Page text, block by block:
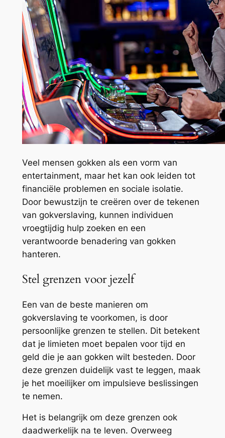
Veel mensen gokken als een vorm van
entertainment, maar het kan ook leiden tot
financiële problemen en sociale isolatie.
Door bewustzijn te creëren over de tekenen
van gokverslaving, kunnen individuen
vroegtijdig hulp zoeken en een
verantwoorde benadering van gokken
hanteren.
Stel grenzen voor jezelf
Een van de beste manieren om
gokverslaving te voorkomen, is door
persoonlijke grenzen te stellen. Dit betekent
dat je limieten moet bepalen voor tijd en
geld die je aan gokken wilt besteden. Door
deze grenzen duidelijk vast te leggen, maak
je het moeilijker om impulsieve beslissingen
te nemen.
Het is belangrijk om deze grenzen ook
daadwerkelijk na te leven. Overweeg